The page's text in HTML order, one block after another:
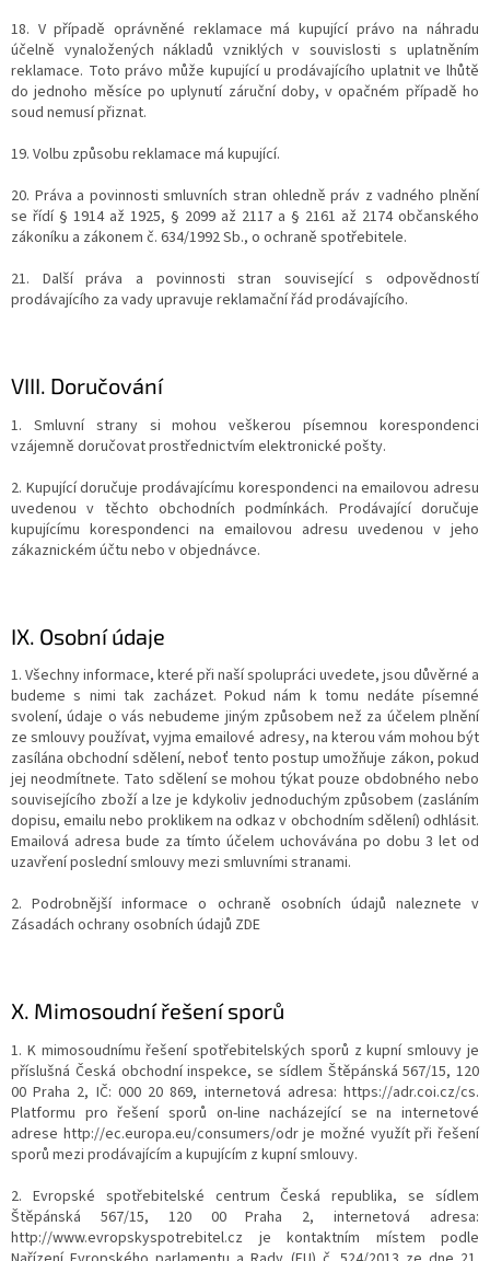
18. V případě oprávněné reklamace má kupující právo na náhradu
účelně vynaložených nákladů vzniklých v souvislosti s uplatněním
reklamace. Toto právo může kupující u prodávajícího uplatnit ve lhůtě
do jednoho měsíce po uplynutí záruční doby, v opačném případě ho
soud nemusí přiznat.
19. Volbu způsobu reklamace má kupující.
20. Práva a povinnosti smluvních stran ohledně práv z vadného plnění
se řídí § 1914 až 1925, § 2099 až 2117 a § 2161 až 2174 občanského
zákoníku a zákonem č. 634/1992 Sb., o ochraně spotřebitele.
21. Další práva a povinnosti stran související s odpovědností
prodávajícího za vady upravuje reklamační řád prodávajícího.
VIII. Doručování
1. Smluvní strany si mohou veškerou písemnou korespondenci
vzájemně doručovat prostřednictvím elektronické pošty.
2. Kupující doručuje prodávajícímu korespondenci na emailovou adresu
uvedenou v těchto obchodních podmínkách. Prodávající doručuje
kupujícímu korespondenci na emailovou adresu uvedenou v jeho
zákaznickém účtu nebo v objednávce.
IX. Osobní údaje
1. Všechny informace, které při naší spolupráci uvedete, jsou důvěrné a
budeme s nimi tak zacházet. Pokud nám k tomu nedáte písemné
svolení, údaje o vás nebudeme jiným způsobem než za účelem plnění
ze smlouvy používat, vyjma emailové adresy, na kterou vám mohou být
zasílána obchodní sdělení, neboť tento postup umožňuje zákon, pokud
jej neodmítnete. Tato sdělení se mohou týkat pouze obdobného nebo
souvisejícího zboží a lze je kdykoliv jednoduchým způsobem (zasláním
dopisu, emailu nebo proklikem na odkaz v obchodním sdělení) odhlásit.
Emailová adresa bude za tímto účelem uchovávána po dobu 3 let od
uzavření poslední smlouvy mezi smluvními stranami.
2. Podrobnější informace o ochraně osobních údajů naleznete v
Zásadách ochrany osobních údajů ZDE
X. Mimosoudní řešení sporů
1. K mimosoudnímu řešení spotřebitelských sporů z kupní smlouvy je
příslušná Česká obchodní inspekce, se sídlem Štěpánská 567/15, 120
00 Praha 2, IČ: 000 20 869, internetová adresa: https://adr.coi.cz/cs.
Platformu pro řešení sporů on-line nacházející se na internetové
adrese http://ec.europa.eu/consumers/odr je možné využít při řešení
sporů mezi prodávajícím a kupujícím z kupní smlouvy.
2. Evropské spotřebitelské centrum Česká republika, se sídlem
Štěpánská 567/15, 120 00 Praha 2, internetová adresa:
http://www.evropskyspotrebitel.cz je kontaktním místem podle